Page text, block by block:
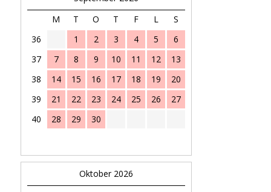
M
T O T F L
S
36
1 2 3 4 5
6
37
7 8 9 10 11 12
13
38
14 15 16 17 18 19
20
39
21 22 23 24 25 26
27
40
28 29 30
Oktober 2026